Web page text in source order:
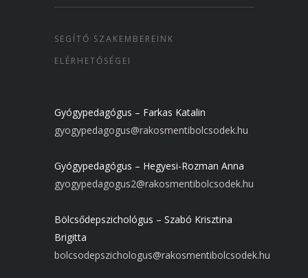
SEGÍTŐ SZAKEMBEREINK
ELÉRHETŐSÉGEI
Gyógypedagógus – Farkas Katalin
gyogypedagogus@rakosmentibolcsodek.hu
Gyógypedagógus – Hegyesi-Rozman Anna
gyogypedagogus2@rakosmentibolcsodek.hu
Bölcsődepszichológus – Szabó Krisztina
Brigitta
bolcsodepszichologus@rakosmentibolcsodek.hu